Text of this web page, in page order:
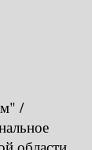
/